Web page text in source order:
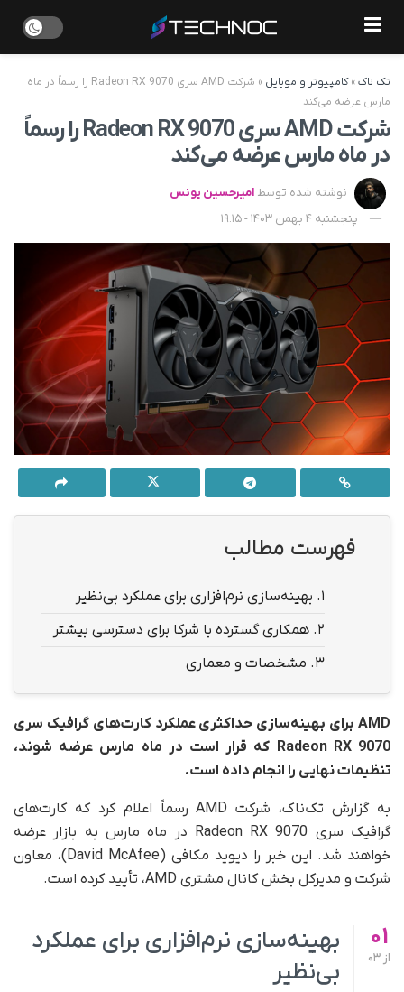
تک ناک»کامپیوتر و موبایل »
شرکت AMD سری Radeon RX 9070 را رسماً در ماه
مارس عرضه می‌کند
شرکت AMD سری Radeon RX 9070 را رسماً
در ماه مارس عرضه می‌کند
نوشته شده توسط امیرحسین یونس
پنجشنبه 4 بهمن 1403 - 19:15
فهرست مطالب
1. بهینه‌سازی نرم‌افزاری برای عملکرد بی‌نظیر
2. همکاری گسترده با شرکا برای دسترسی بیشتر
3. مشخصات و معماری
AMD برای بهینه‌سازی حداکثری عملکرد کارت‌های گرافیک سری
Radeon RX 9070 که قرار است در ماه مارس عرضه شوند،
تنظیمات نهایی را انجام داده است.
به گزارش تک‌ناک، شرکت AMD رسماً اعلام کرد که کارت‌های
گرافیک سری Radeon RX 9070 در ماه مارس به بازار عرضه
خواهند شد. این خبر را دیوید مکافی (David McAfee)، معاون
شرکت و مدیر‌کل بخش کانال مشتری AMD، تأیید کرده است.
01
از
بهینه‌سازی نرم‌افزاری برای عملکرد
بی‌نظیر